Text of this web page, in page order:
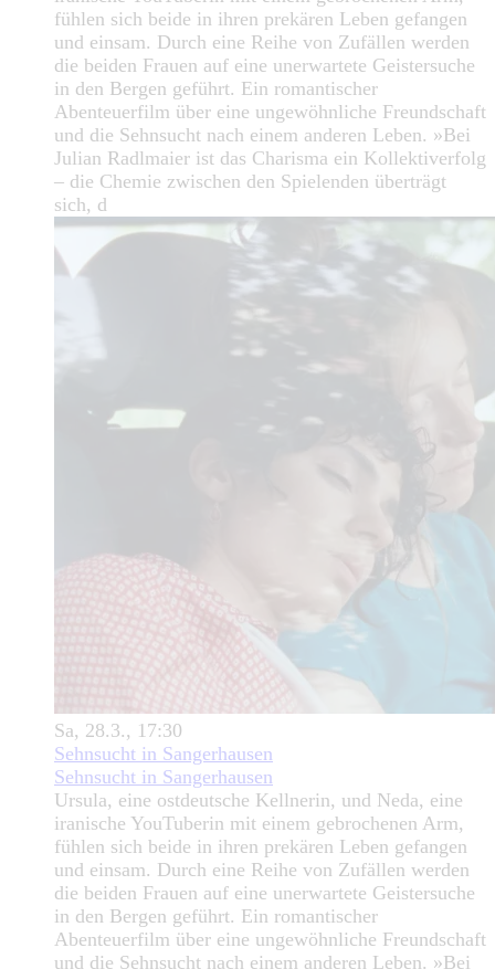
fühlen sich beide in ihren prekären Leben gefangen
und einsam. Durch eine Reihe von Zufällen werden
die beiden Frauen auf eine unerwartete Geistersuche
in den Bergen geführt. Ein romantischer
Abenteuerfilm über eine ungewöhnliche Freundschaft
und die Sehnsucht nach einem anderen Leben. »Bei
Julian Radlmaier ist das Charisma ein Kollektiverfolg
– die Chemie zwischen den Spielenden überträgt
sich, d
Sa, 28.3., 17:30
Sehnsucht in Sangerhausen
Sehnsucht in Sangerhausen
Ursula, eine ostdeutsche Kellnerin, und Neda, eine
iranische YouTuberin mit einem gebrochenen Arm,
fühlen sich beide in ihren prekären Leben gefangen
und einsam. Durch eine Reihe von Zufällen werden
die beiden Frauen auf eine unerwartete Geistersuche
in den Bergen geführt. Ein romantischer
Abenteuerfilm über eine ungewöhnliche Freundschaft
und die Sehnsucht nach einem anderen Leben. »Bei